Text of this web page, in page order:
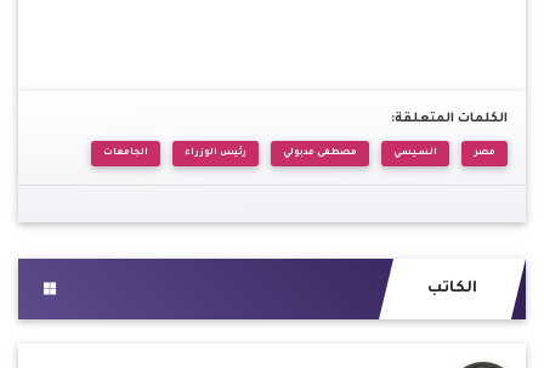
الكلمات المتعلقة:
مصر السيسي مصطفى مدبولي رئيس الوزراء الجامعات
الكاتب